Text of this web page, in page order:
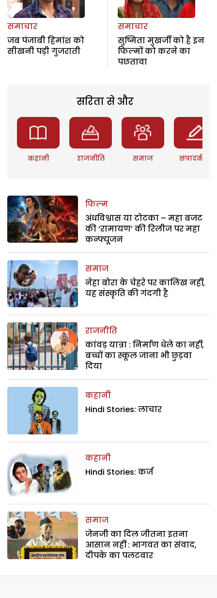
समाचार
जब पंजाबी हिमांश को
सीखनी पड़ी गुजराती
समाचार
सुष्मिता मुखर्जी को है इन
फिल्मों को करने का
पछतावा
सरिता से और
कहानी राजनीति समाज संपादकीय
फिल्म
अंधविश्वास या टोटका – महा बजट
की ‘रामायण’ की रिलीज पर महा
कन्फ्यूजन
समाज
नेहा बोरा के चेहरे पर कालिख नहीं,
यह संस्कृति की गंदगी है
राजनीति
कांवड़ यात्रा : निर्माण धेले का नहीं,
बच्चों का स्कूल जाना भी छुड़वा
दिया
कहानी
Hindi Stories: लाचार
कहानी
Hindi Stories: कर्ज
समाज
जेनजी का दिल जीतना इतना
आसान नहीं : भागवत का संवाद,
दीपके का पलटवार